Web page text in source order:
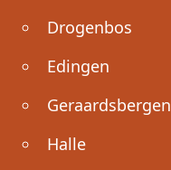
Drogenbos
Edingen
Geraardsbergen
Halle